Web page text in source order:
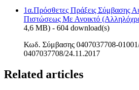
1α.Πρόσθετες Πράξεις Σύμβασης
Πιστώσεως Με Ανοικτό
4,6 MB) - 604 download(s)
Κωδ. Σύμβασης 0407037708-
0407037708/24.11.2017
Related articles